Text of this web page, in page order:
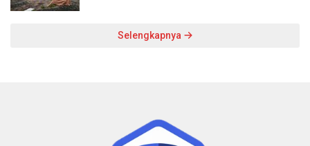
Selengkapnya